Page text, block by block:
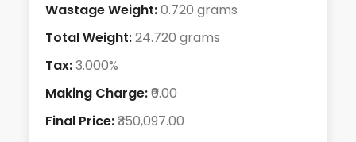
Wastage Weight:0.720 grams
Total Weight:24.720 grams
Tax:3.000%
Making Charge:₹0.00
Final Price:₹350,097.00